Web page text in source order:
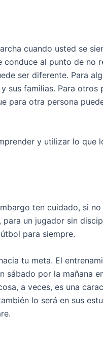
cuando usted se
conduce al punto de no
ser diferente. Para
sus familias. Para otros
para otra persona
y utilizar lo que
ten cuidado, si
un jugador sin
para siempre.
tu meta. El
sábado por la mañana
a veces, es una
lo será en sus